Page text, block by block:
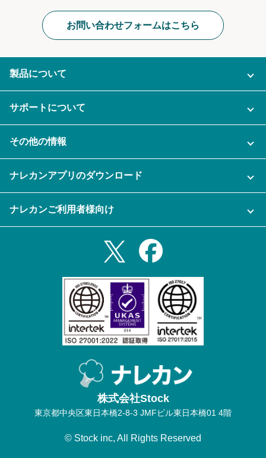
お問い合わせフォームはこちら
製品について
ご利用企業様の声
セキュリティ
資料をダウンロードする
メール自動転送機能
ナレカンの紹介動画
サポートについて
充実サポート
その他の情報
セミナー一覧
プライバシーポリシー
ナレカンアプリのダウンロード
Androidタブレットアプリ
ナレカンご利用者様向け
株式会社Stock
東京都中央区東日本橋2-8-3 JMFビル東日本橋01 4階
© Stock inc, All Rights Reserved